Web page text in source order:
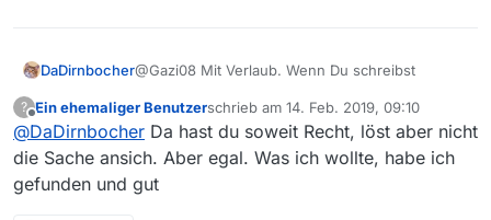
DaDirnbocher@Gazi08 Mit Verlaub. Wenn Du schreibst
Moin zusammen… Ich setz noch einen
drauf. Bei mir wird seit heute früh KEIN
ZDF angezeigt.
woher soll ich wissen, dass Du damit “nur neue”
meinst.
?
Offline
Ein ehemaliger Benutzerschrieb am 14. Feb. 2019, 09:10
zuletzt editiert von
@DaDirnbocher Da hast du soweit Recht, löst aber nicht
die Sache ansich. Aber egal. Was ich wollte, habe ich
gefunden und gut